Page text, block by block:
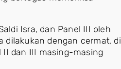
Isra, dan Panel III oleh
dilakukan dengan cermat, di
II dan III masing-masing